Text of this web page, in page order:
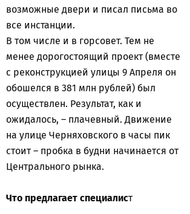
возможные двери и писал письма во
все инстанции.
В том числе и в горсовет. Тем не
менее дорогостоящий проект (вместе
с реконструкцией улицы 9 Апреля он
обошелся в 381 млн рублей) был
осуществлен. Результат, как и
ожидалось, – плачевный. Движение
на улице Черняховского в часы пик
стоит – пробка в будни начинается от
Центрального рынка.
Что предлагает специалист